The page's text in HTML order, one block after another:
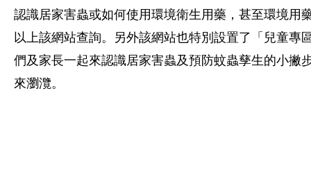
認識居家害蟲或如何使用環境衛生用藥，甚至環境用
以上該網站查詢。另外該網站也特別設置了「兒童專
們及家長一起來認識居家害蟲及預防蚊蟲孳生的小撇
來瀏灠。